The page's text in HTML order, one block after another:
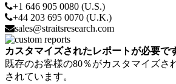
+1 646 905 0080 (U.S.)
+44 203 695 0070 (U.K.)
sales@straitsresearch.com
カスタマイズされたレポートが必要で
既存のお客様の80％がカスタマイズさ
されています。